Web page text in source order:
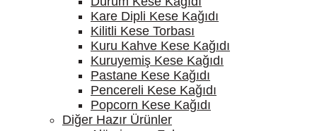
Kare Dipli Kese Kağıdı
Kilitli Kese Torbası
Kuru Kahve Kese Kağıdı
Kuruyemiş Kese Kağıdı
Pastane Kese Kağıdı
Pencereli Kese Kağıdı
Popcorn Kese Kağıdı
Diğer Hazır Ürünler